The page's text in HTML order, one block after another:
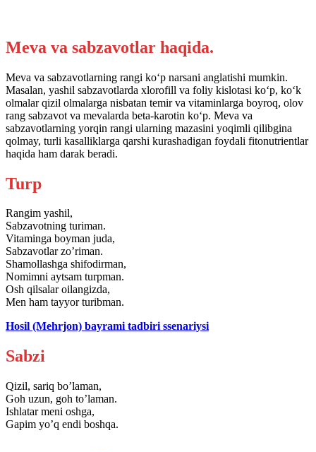
Meva va sabzavotlar haqida.
Meva va sabzavotlarning rangi ko‘p narsani anglatishi mumkin.
Masalan, yashil sabzavotlarda xlorofill va foliy kislotasi ko‘p, ko‘k
olmalar qizil olmalarga nisbatan temir va vitaminlarga boyroq, olov
rang sabzavot va mevalarda beta-karotin ko‘p. Meva va
sabzavotlarning yorqin rangi ularning mazasini yoqimli qilibgina
qolmay, turli kasalliklarga qarshi kurashadigan foydali fitonutrientlar
haqida ham darak beradi.
Turp
Rangim yashil,
Sabzavotning turiman.
Vitaminga boyman juda,
Sabzavotlar zo’riman.
Shamollashga shifodirman,
Nomimni aytsam turpman.
Osh qilsalar oilangizda,
Men ham tayyor turibman.
Hosil (Mehrjon) bayrami tadbiri ssenariysi
Sabzi
Qizil, sariq bo’laman,
Goh uzun, goh to’laman.
Ishlatar meni oshga,
Gapim yo’q endi boshqa.